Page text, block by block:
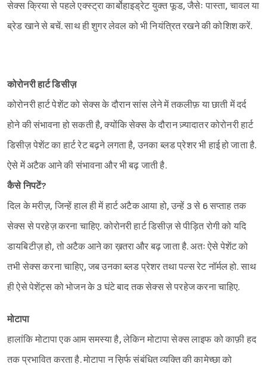
सेक्स क्रिया से पहले एक्स्ट्रा कार्बोहाइड्रेट युक्त फूड, जैसेः पास्ता, चावल या
ब्रेड खाने से बचें. साथ ही शुगर लेवल को भी नियंत्रित रखने की कोशिश करें.
कोरोनरी हार्ट डिसीज़
कोरोनरी हार्ट पेशेंट को सेक्स के दौरान सांस लेने में तकलीफ़ या छाती में दर्द
होने की संभावना हो सकती है, क्योंकि सेक्स के दौरान ज़्यादातर कोरोनरी हार्ट
डिसीज़ पेशेंट का हार्ट रेट बढ़ने लगता है, उनका ब्लड प्रेशर भी हाई हो जाता है.
ऐसे में अटैक आने की संभावना और भी बढ़ जाती है.
कैसे निपटें?
दिल के मरीज़, जिन्हें हाल ही में हार्ट अटैक आया हो, उन्हें 3 से 6 सप्ताह तक
सेक्स से परहेज़ करना चाहिए. कोरोनरी हार्ट डिसीज़ से पीड़ित रोगी को यदि
डायबिटीज़ हो, तो अटैक आने का ख़तरा और बढ़ जाता है. अतः ऐसे पेशेंट को
तभी सेक्स करना चाहिए, जब उनका ब्लड प्रेशर तथा पल्स रेट नॉर्मल हो. साथ
ही ऐसे पेशेंट्स को भोजन के 3 घंटे बाद तक सेक्स से परहेज करना चाहिए.
मोटापा
हालांकि मोटापा एक आम समस्या है, लेकिन मोटापा सेक्स लाइफ को काफ़ी हद
तक प्रभावित करता है. मोटापा न स़िर्फ संबंधित व्यक्ति की कामेच्छा को